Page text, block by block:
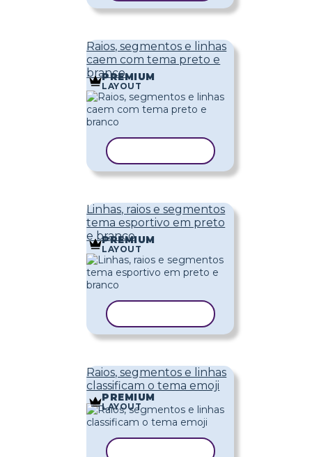
Raios, segmentos e linhas
caem com tema preto e
branco
PREMIUM
LAYOUT
Linhas, raios e segmentos
tema esportivo em preto
e branco
PREMIUM
LAYOUT
Raios, segmentos e linhas
classificam o tema emoji
PREMIUM
LAYOUT